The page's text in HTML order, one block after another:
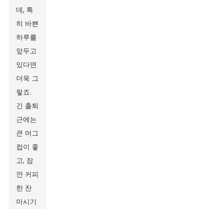
데, 특
히 바쁜
하루를
앞두고
있다면
더욱 그
렇죠.
긴 출퇴
근에는
큰 머그
컵이 좋
고, 잠
깐 커피
한 잔
마시기